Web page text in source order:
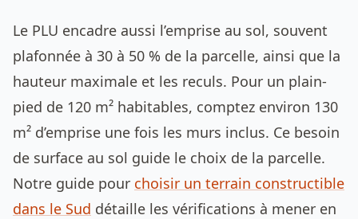
Le PLU encadre aussi l’emprise au sol, souvent
plafonnée à 30 à 50 % de la parcelle, ainsi que la
hauteur maximale et les reculs. Pour un plain-
pied de 120 m² habitables, comptez environ 130
m² d’emprise une fois les murs inclus. Ce besoin
de surface au sol guide le choix de la parcelle.
Notre guide pour choisir un terrain constructible
dans le Sud détaille les vérifications à mener en